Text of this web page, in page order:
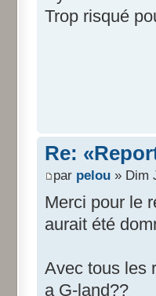
Trop risqué
Re:
par pelou » Dim
Merci pour le
aurait été
Avec tous les
a G-land??